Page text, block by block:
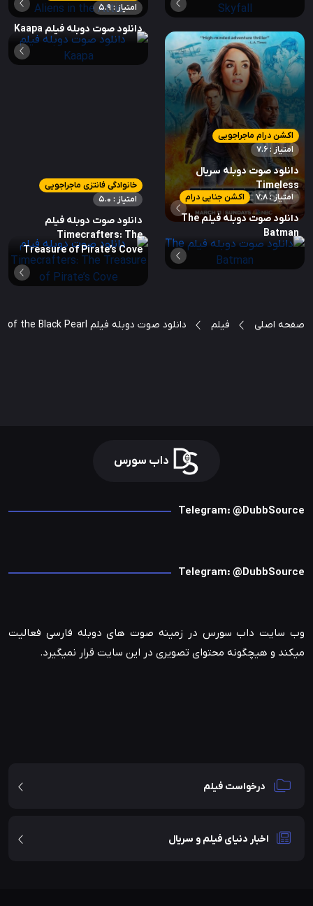
اکشن درام ماجراجویی
امتیاز : 7.6
دانلود صوت دوبله سریال
Timeless
امتیاز : 5.9
دانلود صوت دوبله فیلم Kaapa
اکشن جنایی درام امتیاز : 7.8
دانلود صوت دوبله فیلم The
Batman
خانوادگی فانتزی ماجراجویی
امتیاز : 5.0
دانلود صوت دوبله فیلم
Timecrafters: The
Treasure of Pirate’s Cove
صفحه اصلی فیلم دانلود صوت دوبله فیلم Pirates of the Caribbean: The Curse of the Black Pearl
داب سورس
Telegram: @DubbSource
Telegram: @DubbSource
وب سایت داب سورس در زمینه صوت های دوبله فارسی فعالیت
میکند و هیچگونه محتوای تصویری در این سایت قرار نمیگیرد.
درخواست فیلم
اخبار دنیای فیلم و سریال